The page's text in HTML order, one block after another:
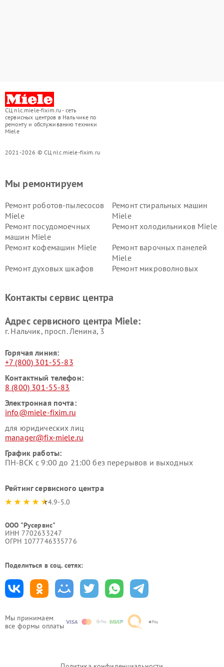
СЦ nlc.miele-fixim.ru - сеть
сервисных центров в Нальчике по
ремонту и обслуживанию техники
Miele
2021-2026 © СЦ nlc.miele-fixim.ru
Мы принимаем
все формы оплаты
Мы ремонтируем
Ремонт роботов-пылесосов
Miele
Ремонт стиральных машин
Miele
Ремонт посудомоечных
машин Miele
Ремонт холодильников Miele
Ремонт кофемашин Miele
Ремонт варочных панелей
Miele
Ремонт духовых шкафов
Ремонт микроволновых
Miele
Miele
пылесосов Miele
Контакты сервис центра
Адрес сервисного центра Miele:
г. Нальчик, просп. Ленина, 3
Горячая линия:
+7 (800) 301-55-83
Контактный телефон:
8 (800) 301-55-83
Электронная почта:
info@miele-fixim.ru
для юридических лиц
manager@fix-miele.ru
График работы:
ПН-ВСК с 9:00 до 21:00 без перерывов и выходных
Рейтинг сервисного центра
4.9-5.0
ООО "Русервис"
ИНН 7702633247
ОГРН 1077746335776
Поделиться в соц. сетях: